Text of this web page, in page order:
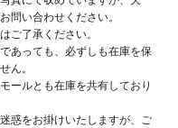
問い合わせください。
ご了承ください。
あっても、必ずしも在庫を保
ん。
ールとも在庫を共有しており
惑をお掛けいたしますが、ご